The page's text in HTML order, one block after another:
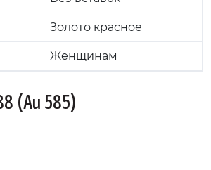
Золото красное
Женщинам
(Au 585)